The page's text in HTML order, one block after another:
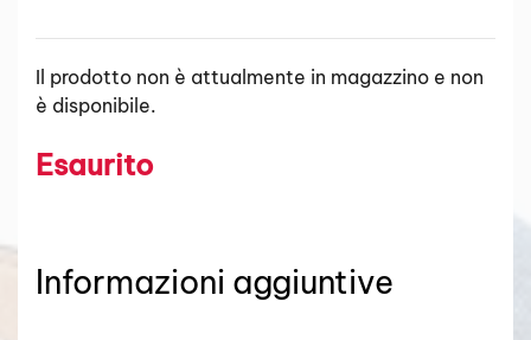
Il prodotto non è attualmente in magazzino e non
è disponibile.
Esaurito
Informazioni aggiuntive